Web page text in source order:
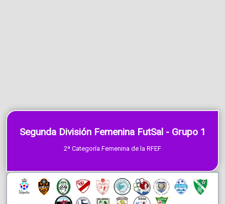
Segunda División Femenina FutSal - Grupo 1
2ª Categoría Femenina de la RFEF